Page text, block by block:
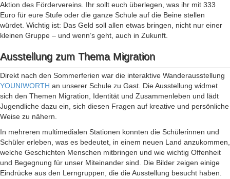
Aktion des Fördervereins. Ihr sollt euch überlegen, was ihr mit 333
Euro für eure Stufe oder die ganze Schule auf die Beine stellen
würdet. Wichtig ist: Das Geld soll allen etwas bringen, nicht nur einer
kleinen Gruppe – und wenn’s geht, auch in Zukunft.
Ausstellung zum Thema Migration
Direkt nach den Sommerferien war die interaktive Wanderausstellung
YOUNIWORTH an unserer Schule zu Gast. Die Ausstellung widmet
sich den Themen Migration, Identität und Zusammenleben und lädt
Jugendliche dazu ein, sich diesen Fragen auf kreative und persönliche
Weise zu nähern.
In mehreren multimedialen Stationen konnten die Schülerinnen und
Schüler erleben, was es bedeutet, in einem neuen Land anzukommen,
welche Geschichten Menschen mitbringen und wie wichtig Offenheit
und Begegnung für unser Miteinander sind. Die Bilder zeigen einige
Eindrücke aus den Lerngruppen, die die Ausstellung besucht haben.